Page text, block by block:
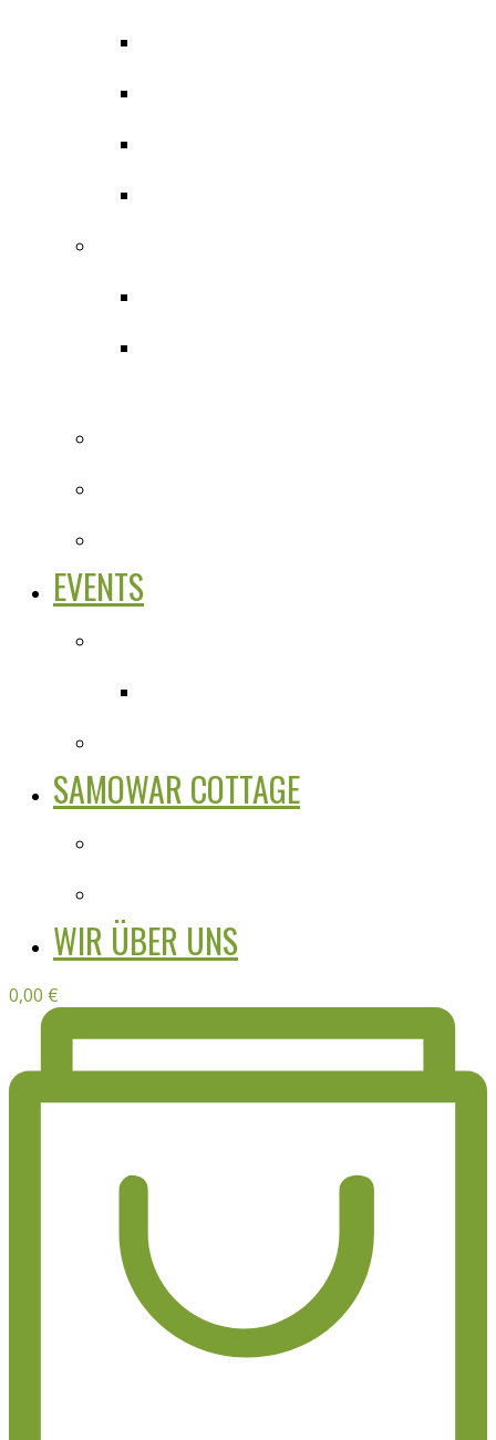
EVENTS
SAMOWAR COTTAGE
WIR ÜBER UNS
0,00 €